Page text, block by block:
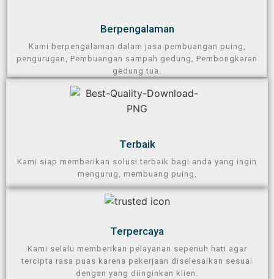
Berpengalaman​
Kami berpengalaman dalam jasa pembuangan puing,
pengurugan, Pembuangan sampah gedung, Pembongkaran
gedung tua.
Terbaik
Kami siap memberikan solusi terbaik bagi anda yang ingin
mengurug, membuang puing,
Terpercaya​
Kami selalu memberikan pelayanan sepenuh hati agar
tercipta rasa puas karena pekerjaan diselesaikan sesuai
dengan yang diinginkan klien.